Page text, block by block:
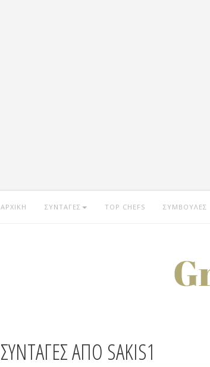
ΑΡΧΙΚΗ ΣΥΝΤΑΓΕΣ TOP CHEFS ΣΥΜΒΟΥΛΕΣ
ΣΥΝΤΑΓΕΣ ΑΠΟ SAKIS1